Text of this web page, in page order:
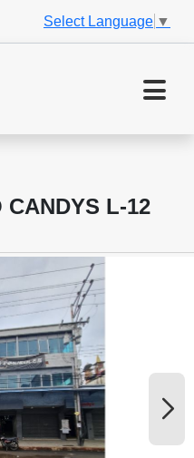
Select Language ▼
CANDYS L-12